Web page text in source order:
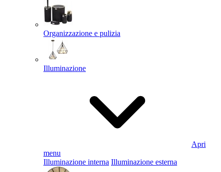
Organizzazione e pulizia
Illuminazione
Apri
menu
Illuminazione interna Illuminazione esterna